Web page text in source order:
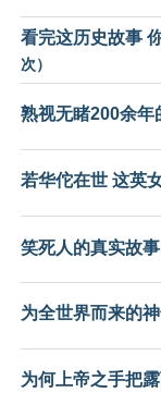
看完这历史故事
次）
熟视无睹200余年
若华佗在世 这英
笑死人的真实故
为全世界而来的
为何上帝之手把